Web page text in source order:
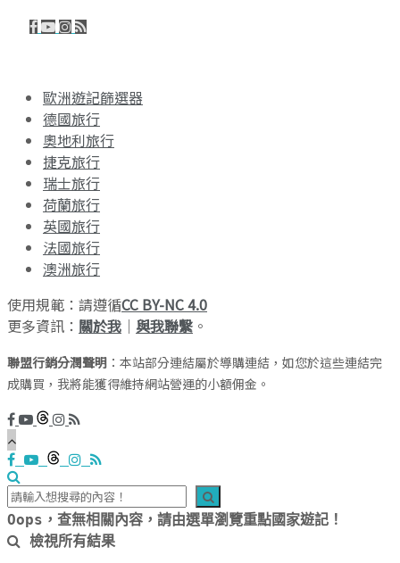
歐洲遊記篩選器
德國旅行
奧地利旅行
捷克旅行
瑞士旅行
荷蘭旅行
英國旅行
法國旅行
澳洲旅行
使用規範：請遵循CC BY-NC 4.0
更多資訊： 關於我 ｜ 與我聯繫 。
聯盟行銷分潤聲明 ：本站部分連結屬於導購連結，如您於這些連結完
成購買，我將能獲得維持網站營運的小額佣金。
Oops，查無相關內容，請由選單瀏覽重點國家遊記！
檢視所有結果